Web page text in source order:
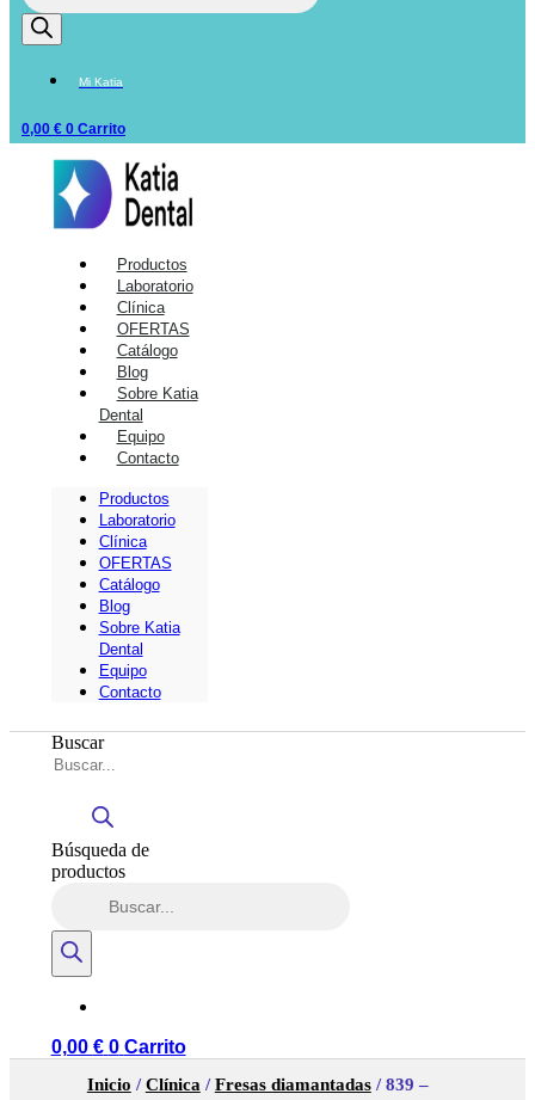
Mi Katia
0,00 € 0 Carrito
Productos
Laboratorio
Clínica
OFERTAS
Catálogo
Blog
Sobre Katia
Dental
Equipo
Contacto
Productos
Laboratorio
Clínica
OFERTAS
Catálogo
Blog
Sobre Katia
Dental
Equipo
Contacto
Buscar
Búsqueda de
productos
0,00 € 0 Carrito
Inicio /Clínica /Fresas diamantadas/ 839 –